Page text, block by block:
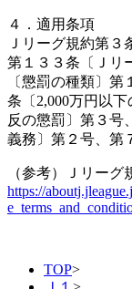
４．適用条項
Ｊリーグ規約第３
第１３３条〔Ｊリ
〔懲罰の種類〕
条〔2,000万円以
反の懲罰〕第３号
義務〕第２号、第
（参考）Ｊリーグ
https://
TOP>